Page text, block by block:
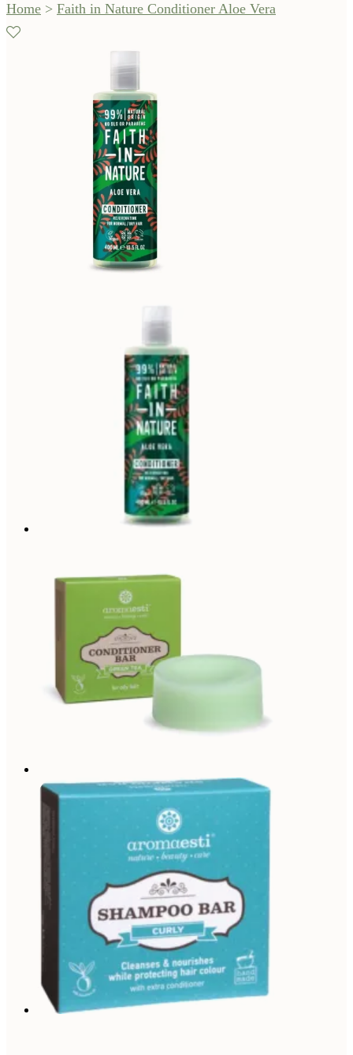
Home > Faith in Nature Conditioner Aloe Vera